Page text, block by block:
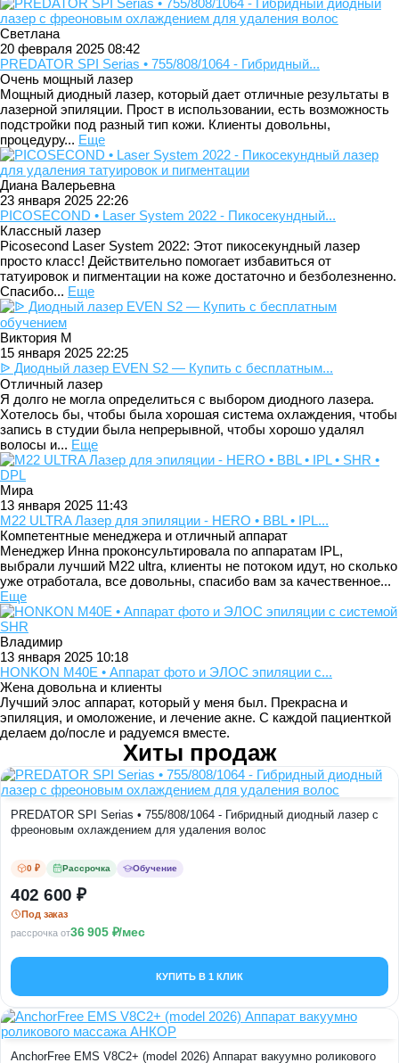
Светлана
20 февраля 2025 08:42
PREDATOR SPI Serias • 755/808/1064 - Гибридный...
Очень мощный лазер
Мощный диодный лазер, который дает отличные результаты в
лазерной эпиляции. Прост в использовании, есть возможность
подстройки под разный тип кожи. Клиенты довольны,
процедуру... Еще
Диана Валерьевна
23 января 2025 22:26
PICOSECOND • Laser System 2022 - Пикосекундный...
Классный лазер
Picosecond Laser System 2022: Этот пикосекундный лазер
просто класс! Действительно помогает избавиться от
татуировок и пигментации на коже достаточно и безболезненно.
Спасибо... Еще
Виктория М
15 января 2025 22:25
ᐉ Диодный лазер EVEN S2 — Купить с бесплатным...
Отличный лазер
Я долго не могла определиться с выбором диодного лазера.
Хотелось бы, чтобы была хорошая система охлаждения, чтобы
запись в студии была непрерывной, чтобы хорошо удалял
волосы и... Еще
Мира
13 января 2025 11:43
М22 ULTRA Лазер для эпиляции - HERO • BBL • IPL...
Компетентные менеджера и отличный аппарат
Менеджер Инна проконсультировала по аппаратам IPL,
выбрали лучший M22 ultra, клиенты не потоком идут, но сколько
уже отработала, все довольны, спасибо вам за качественное...
Еще
Владимир
13 января 2025 10:18
HONKON M40E • Аппарат фото и ЭЛОС эпиляции с...
Жена довольна и клиенты
Лучший элос аппарат, который у меня был. Прекрасна и
эпиляция, и омоложение, и лечение акне. С каждой пациенткой
делаем до/после и радуемся вместе.
Хиты продаж
PREDATOR SPI Serias • 755/808/1064 - Гибридный диодный лазер с
фреоновым охлаждением для удаления волос
0 ₽ Рассрочка Обучение
402 600
Под заказ
рассрочка от36 905 /мес
КУПИТЬ В 1 КЛИК
AnchorFree EMS V8C2+ (model 2026) Аппарат вакуумно роликового